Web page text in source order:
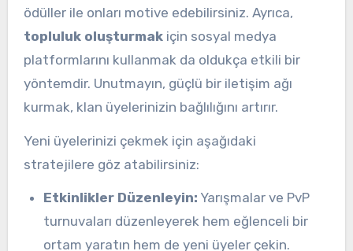
ödüller ile onları motive edebilirsiniz. Ayrıca,
topluluk oluşturmakiçin sosyal medya
platformlarını kullanmak da oldukça etkili bir
yöntemdir. Unutmayın, güçlü bir iletişim ağı
kurmak, klan üyelerinizin bağlılığını artırır.
Yeni üyelerinizi çekmek için aşağıdaki
stratejilere göz atabilirsiniz:
Etkinlikler Düzenleyin: Yarışmalar ve PvP
turnuvaları düzenleyerek hem eğlenceli bir
ortam yaratın hem de yeni üyeler çekin.